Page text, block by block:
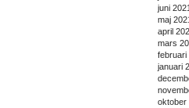
juni 2021
maj
april
mars
februari
januari
oktober